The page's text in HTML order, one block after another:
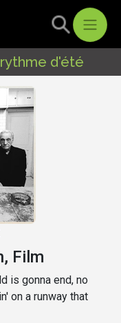
d'été
Film
is gonna end, no
on a runway that